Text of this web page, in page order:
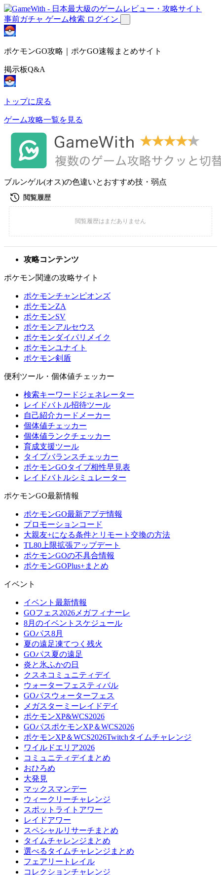
事前ガチャ ゲーム検索 ログイン
ポケモンGO攻略｜ポケGO速報まとめサイト
掲示板Q&A
トップに戻る
ゲーム攻略一覧を見る
ブルンゲル(オス)の色違いとおすすめ技・弱点
攻略コンテンツ
ポケモン関連の攻略サイト
ポケモンチャンピオンズ
ポケモンZA
ポケモンSV
ポケモンアルセウス
ポケモンダイパリメイク
ポケモンユナイト
ポケモン剣盾
便利ツール・個体値チェッカー
検索キーワードジェネレーター
レイドバトル招待ツール
自己紹介カードメーカー
個体値チェッカー
個体値ランクチェッカー
育成支援ツール
タイプバランスチェッカー
ポケモンGOタイプ相性早見表
レイドバトルシミュレーター
ポケモンGO最新情報
ポケモンGO最新アプデ情報
プロモーションコード
大親友+になる条件とリモート交換の方法
TL80上限拡張アップデート
ポケモンGOの不具合情報
ポケモンGOPlus+まとめ
イベント
イベント最新情報
GOフェス2026メガフィナーレ
8月のイベントスケジュール
GOパス8月
夏の遠足凍てつく残火
GOパス夏の遠足
炎と氷ふかの日
クスネコミュニティデイ
ウォーターフェスティバル
GOパスウォーターフェス
メガスターミーレイドデイ
ポケモンXP&WCS2026
GOパスポケモンXP＆WCS2026
ポケモンXP＆WCS2026Twitchタイムチャレンジ
ワイルドエリア2026
コミュニティデイまとめ
おひろめ
大発見
マックスマンデー
ウィークリーチャレンジ
スポットライトアワー
レイドアワー
スペシャルリサーチまとめ
タイムチャレンジまとめ
選べるタイムチャレンジまとめ
フェアリートレイル
コレクションチャレンジ